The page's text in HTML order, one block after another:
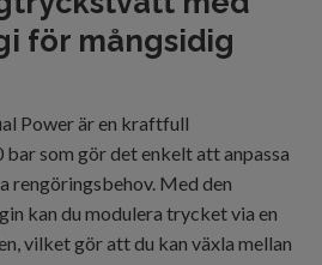
för mångsidig
Power är en kraftfull
som gör det enkelt att anpassa
rengöringsbehov. Med den
kan du modulera trycket via en
vilket gör att du kan växla mellan